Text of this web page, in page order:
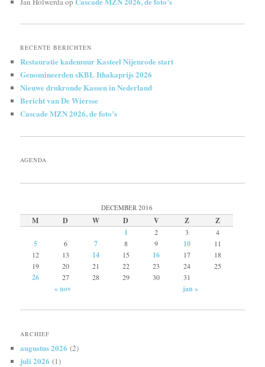
RECENTE BERICHTEN
Restauratie kademuur Kasteel Nijenrode start
Genomineerden sKBL Ithakaprijs 2026
Nieuwe drukronde Kassen in Nederland
Bericht van De Wiersse
Cascade MZN 2026, de foto’s
AGENDA
DECEMBER 2016
M D W D V Z
Z
1
2 3 4
5 6 7 8 9 10
11
12
13 14 15 16 17
18
19
20 21 22 23 24 25
26 27 28 29 30 31
« nov jan »
ARCHIEF
augustus 2026 (2)
juli 2026 (1)